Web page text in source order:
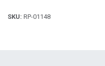
SKU: RP-01148